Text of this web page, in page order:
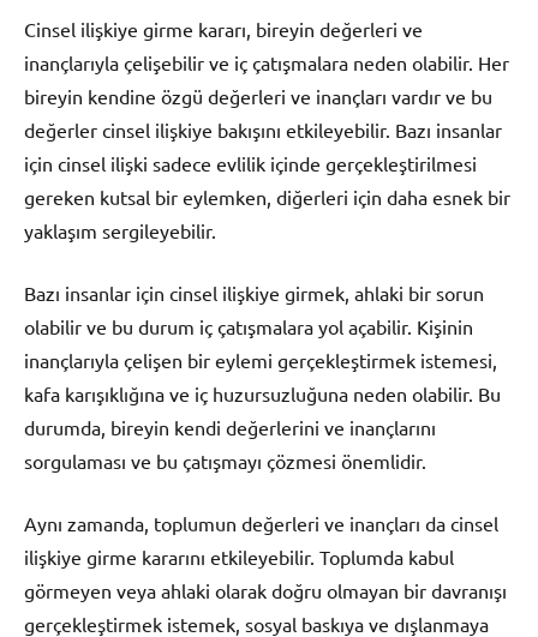
Cinsel ilişkiye girme kararı, bireyin değerleri ve
inançlarıyla çelişebilir ve iç çatışmalara neden olabilir. Her
bireyin kendine özgü değerleri ve inançları vardır ve bu
değerler cinsel ilişkiye bakışını etkileyebilir. Bazı insanlar
için cinsel ilişki sadece evlilik içinde gerçekleştirilmesi
gereken kutsal bir eylemken, diğerleri için daha esnek bir
yaklaşım sergileyebilir.
Bazı insanlar için cinsel ilişkiye girmek, ahlaki bir sorun
olabilir ve bu durum iç çatışmalara yol açabilir. Kişinin
inançlarıyla çelişen bir eylemi gerçekleştirmek istemesi,
kafa karışıklığına ve iç huzursuzluğuna neden olabilir. Bu
durumda, bireyin kendi değerlerini ve inançlarını
sorgulaması ve bu çatışmayı çözmesi önemlidir.
Aynı zamanda, toplumun değerleri ve inançları da cinsel
ilişkiye girme kararını etkileyebilir. Toplumda kabul
görmeyen veya ahlaki olarak doğru olmayan bir davranışı
gerçekleştirmek istemek, sosyal baskıya ve dışlanmaya